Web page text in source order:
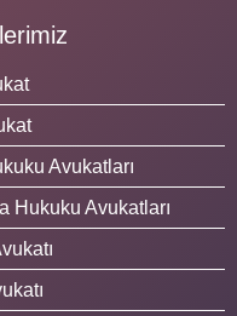
Avukatları
Hukuku Avukatları